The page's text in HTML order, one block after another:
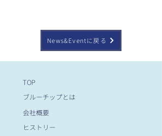
News&Eventに戻る
TOP
ブルーチップとは
会社概要
ヒストリー